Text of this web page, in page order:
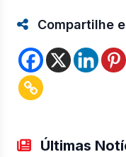
Compartilhe
Últimas